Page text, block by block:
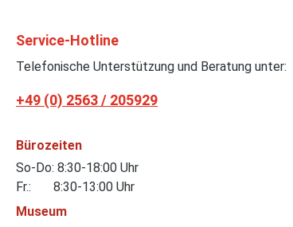
Service-Hotline
Telefonische Unterstützung und Beratung unter:
+49 (0) 2563 / 205929
Bürozeiten
So-Do: 8:30-18:00 Uhr
Fr.: 8:30-13:00 Uhr
Museum